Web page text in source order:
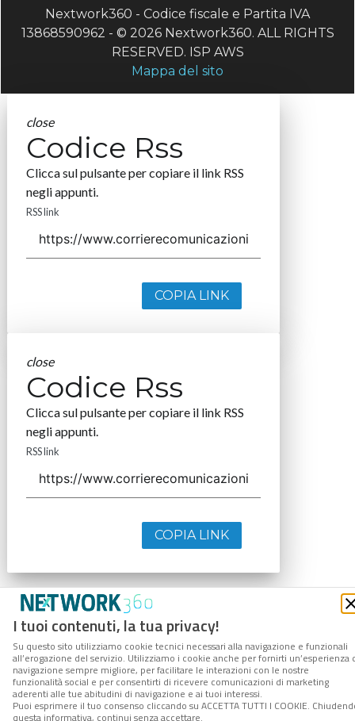
I tuoi contenuti, la tua privacy!
Su questo sito utilizziamo cookie tecnici necessari alla navigazione e funzionali
all’erogazione del servizio. Utilizziamo i cookie anche per fornirti un’esperienza
navigazione sempre migliore, per facilitare le interazioni con le nostre
funzionalità social e per consentirti di ricevere comunicazioni di marketing
aderenti alle tue abitudini di navigazione e ai tuoi interessi.
Puoi esprimere il tuo consenso cliccando su ACCETTA TUTTI I COOKIE.
questa informativa, continui senza accettare.
Nextwork360 - Codice fiscale e Partita IVA
13868590962 - © 2026 Nextwork360. ALL RIGHTS
RESERVED. ISP AWS
Mappa del sito
close
Codice Rss
Clicca sul pulsante per copiare il link RSS
negli appunti.
RSS link
COPIA LINK
close
Codice Rss
Clicca sul pulsante per copiare il link RSS
negli appunti.
RSS link
COPIA LINK